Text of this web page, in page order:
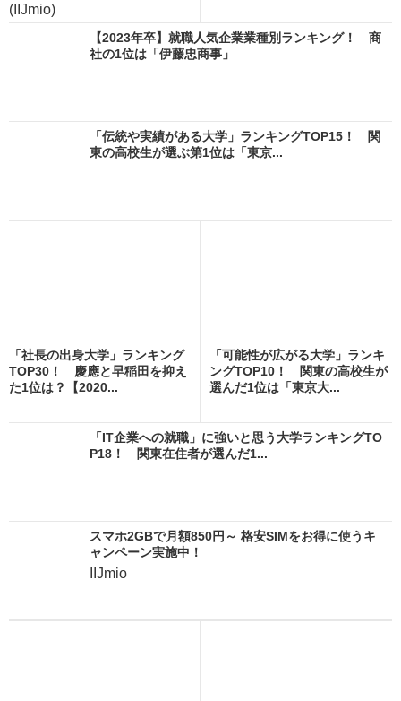
(IIJmio)
【2023年卒】就職人気企業業種別ランキング！ 商
社の1位は「伊藤忠商事」
「伝統や実績がある大学」ランキングTOP15！ 関
東の高校生が選ぶ第1位は「東京...
「社長の出身大学」ランキング
TOP30！ 慶應と早稲田を抑え
た1位は？【2020...
「可能性が広がる大学」ランキ
ングTOP10！ 関東の高校生が
選んだ1位は「東京大...
「IT企業への就職」に強いと思う大学ランキングTO
P18！ 関東在住者が選んだ1...
スマホ2GBで月額850円～ 格安SIMをお得に使うキ
ャンペーン実施中！
IIJmio